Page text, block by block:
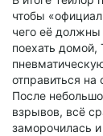
чтобы
чего её должны
поехать домой,
отправиться на
После
взрывов, всё
заморочилась